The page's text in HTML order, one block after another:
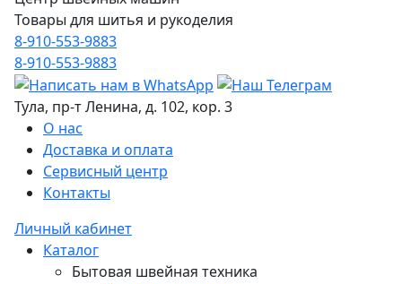
Товары для шитья и рукоделия
8-910-553-9883
8-910-553-9883
Тула, пр-т Ленина, д. 102, кор. 3
О нас
Доставка и оплата
Сервисный центр
Контакты
Личный кабинет
Каталог
Бытовая швейная техника